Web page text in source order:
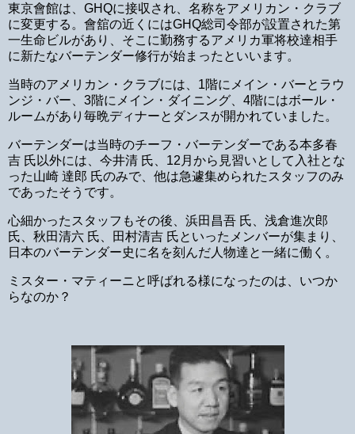
東京會館は、GHQに接収され、名称をアメリカン・クラブ
に変更する。會舘の近くにはGHQ総司令部が設置された第
一生命ビルがあり、そこに勤務するアメリカ軍将校達相手
に新たなバーテンダー修行が始まったといいます。
当時のアメリカン・クラブには、1階にメイン・バーとラウ
ンジ・バー、3階にメイン・ダイニング、4階にはボール・
ルームがあり毎晩ディナーとダンスが開かれていました。
バーテンダーは当時のチーフ・バーテンダーである本多春
吉 氏以外には、今井清 氏、12月から見習いとして入社とな
った山崎 達郎 氏のみで、他は急遽集められたスタッフのみ
であったそうです。
心細かったスタッフもその後、浜田昌吾 氏、浅倉進次郎
氏、秋田清六 氏、田村清吉 氏といったメンバーが集まり、
日本のバーテンダー史に名を刻んだ人物達と一緒に働く。
ミスター・マティーニと呼ばれる様になったのは、いつか
らなのか？